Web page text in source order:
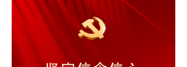
技术培训
经济运行